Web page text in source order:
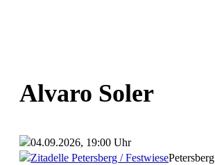
Alvaro Soler
04.09.2026, 19:00 Uhr
Zitadelle Petersberg / FestwiesePetersberg